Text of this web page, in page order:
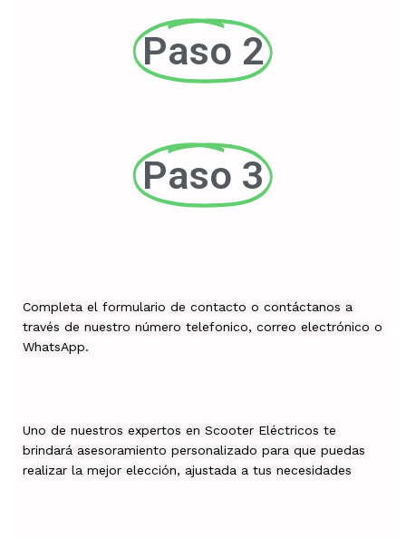
Paso 2
Paso 3
Completa el formulario de contacto o contáctanos a
través de nuestro número telefonico, correo electrónico o
WhatsApp.
Uno de nuestros expertos en Scooter Eléctricos te
brindará asesoramiento personalizado para que puedas
realizar la mejor elección, ajustada a tus necesidades